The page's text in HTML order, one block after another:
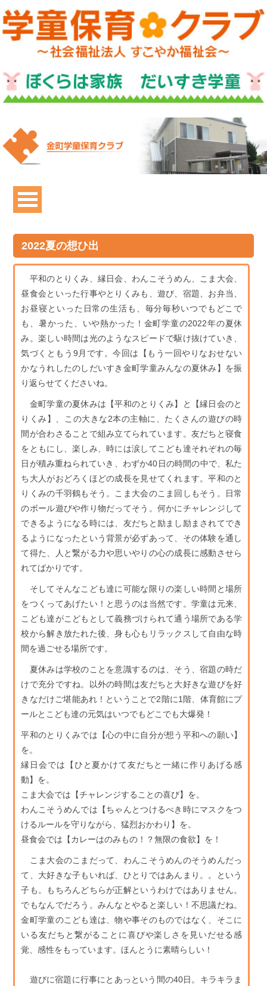
2022夏の想ひ出
平和のとりくみ、縁日会、わんこそうめん、こま大会、
昼食会といった行事やとりくみも、遊び、宿題、お弁当、
お昼寝といった日常の生活も、毎分毎秒いつでもどこで
も、暑かった、いや熱かった！金町学童の2022年の夏休
み。楽しい時間は光のようなスピードで駆け抜けていき、
気づくともう9月です。今回は【もう一回やりなおせない
かなうれしたのしだいすき金町学童みんなの夏休み】を振
り返らせてくださいね。
金町学童の夏休みは【平和のとりくみ】と【縁日会のと
りくみ】、この大きな2本の主軸に、たくさんの遊びの時
間が合わさることで組み立てられています。友だちと寝食
をともにし、楽しみ、時には涙してこども達それぞれの毎
日が積み重ねられていき、わずか40日の時間の中で、私た
ち大人がおどろくほどの成長を見せてくれます。平和のと
りくみの千羽鶴もそう。こま大会のこま回しもそう。日常
のボール遊びや作り物だってそう。何かにチャレンジして
できるようになる時には、友だちと励まし励まされてでき
るようになったという背景が必ずあって、その体験を通し
て得た、人と繋がる力や思いやりの心の成長に感動させら
れてばかりです。
そしてそんなこども達に可能な限りの楽しい時間と場所
をつくってあげたい！と思うのは当然です。学童は元来、
こども達がこどもとして義務づけられて通う場所である学
校から解き放たれた後、身も心もリラックスして自由な時
間を過ごせる場所です。
夏休みは学校のことを意識するのは、そう、宿題の時だ
けで充分ですね。以外の時間は友だちと大好きな遊びを好
きなだけご堪能あれ！ということで2階に1階、体育館にプ
ールとこども達の元気はいつでもどこでも大爆発！
平和のとりくみでは【心の中に自分が想う平和への願い】
を。
縁日会では【ひと夏かけて友だちと一緒に作りあげる感
動】を。
こま大会では【チャレンジすることの喜び】を。
わんこそうめんでは【ちゃんとつけるべき時にマスクをつ
けるルールを守りながら、猛烈おかわり】を。
昼食会では【カレーはのみもの！？無限の食欲】を！
こま大会のこまだって、わんこそうめんのそうめんだっ
て、大好きな子もいれば、ひとりではあんまり。。という
子も。もちろんどちらが正解というわけではありません。
でもなんでだろう。みんなとやると楽しい！不思議だね。
金町学童のこども達は、物や事そのものではなく、そこに
いる友だちと繋がることに喜びや楽しさを見いだせる感
覚、感性をもっています。ほんとうに素晴らしい！
遊びに宿題に行事にとあっという間の40日。キラキラま